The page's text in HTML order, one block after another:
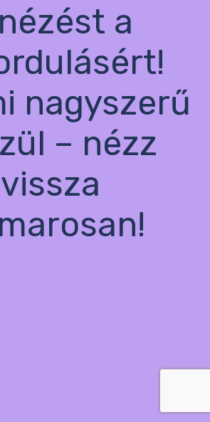
a
nagyszerű
– nézz
vissza